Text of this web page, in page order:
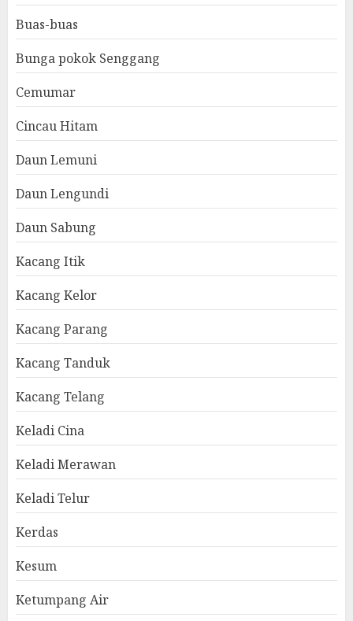
Buas-buas
Bunga pokok Senggang
Cemumar
Cincau Hitam
Daun Lemuni
Daun Lengundi
Daun Sabung
Kacang Itik
Kacang Kelor
Kacang Parang
Kacang Tanduk
Kacang Telang
Keladi Cina
Keladi Merawan
Keladi Telur
Kerdas
Kesum
Ketumpang Air